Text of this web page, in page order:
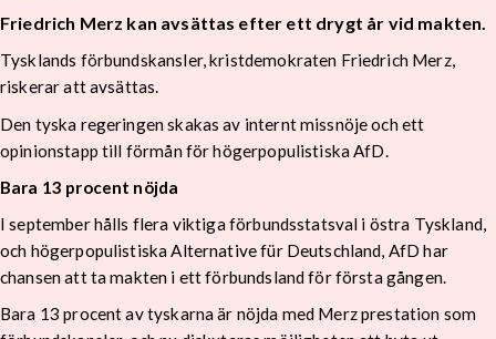
Friedrich Merz kan avsättas efter ett drygt år vid makten.
Tysklands förbundskansler, kristdemokraten Friedrich Merz,
riskerar att avsättas.
Den tyska regeringen skakas av internt missnöje och ett
opinionstapp till förmån för högerpopulistiska AfD.
Bara 13 procent nöjda
I september hålls flera viktiga förbundsstatsval i östra Tyskland,
och högerpopulistiska Alternative für Deutschland, AfD har
chansen att ta makten i ett förbundsland för första gången.
Bara 13 procent av tyskarna är nöjda med Merz prestation som